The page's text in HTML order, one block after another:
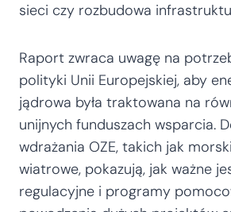
sieci czy rozbudowa
Raport zwraca uwagę na
polityki Unii Europejskiej, aby
jądrowa była traktowana na
unijnych funduszach wsparcia.
wdrażania OZE, takich jak
wiatrowe, pokazują, jak ważne
regulacyjne i programy